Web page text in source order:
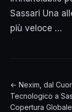
Sassari Una
più veloce …
← Nexim, dal
Tecnologico a
Copertura